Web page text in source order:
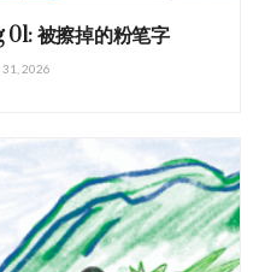
被擦掉的粉笔字
31, 2026